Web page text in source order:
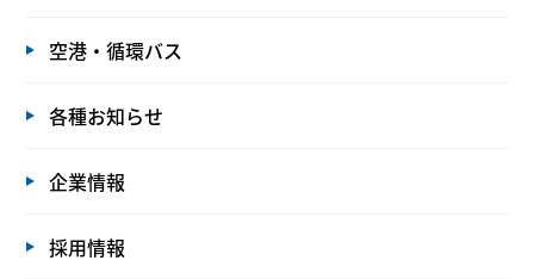
空港・循環バス
各種お知らせ
企業情報
採用情報